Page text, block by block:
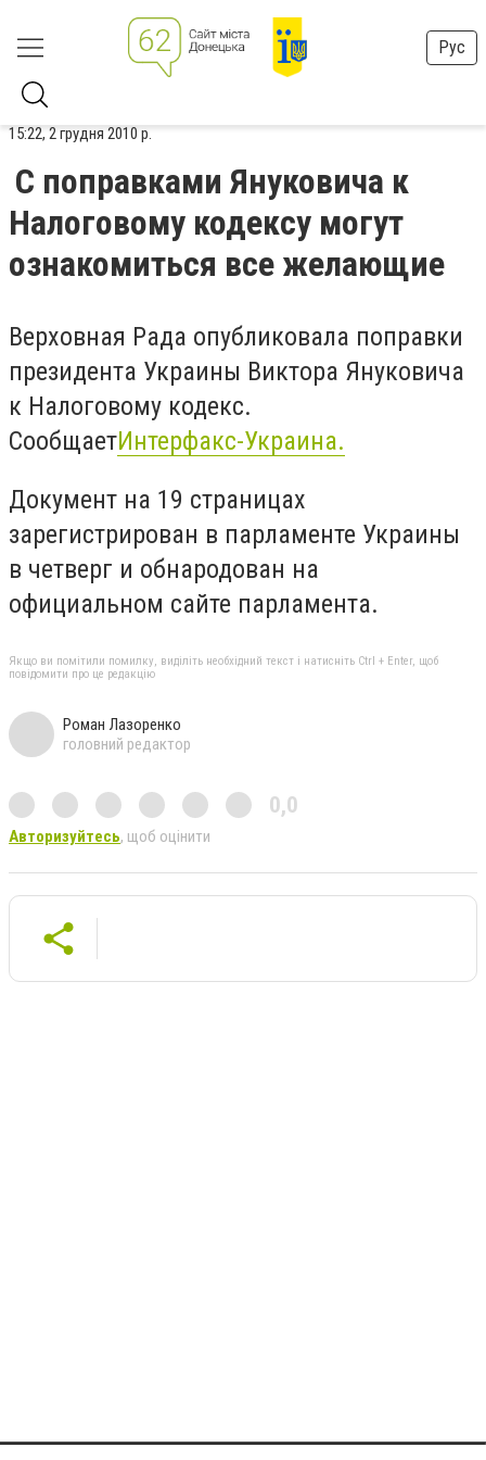
Рус
15:22, 2 грудня 2010 р.
С поправками Януковича к
Налоговому кодексу могут
ознакомиться все желающие
Верховная Рада опубликовала поправки
президента Украины Виктора Януковича
к Налоговому кодекс.
СообщаетИнтерфакс-Украина.
Документ на 19 страницах
зарегистрирован в парламенте Украины
в четверг и обнародован на
официальном сайте парламента.
Якщо ви помітили помилку, виділіть необхідний текст і натисніть Ctrl + Enter, щоб
повідомити про це редакцію
Роман Лазоренко
головний редактор
0,0
Авторизуйтесь, щоб оцінити